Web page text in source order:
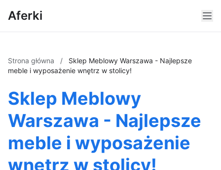
Aferki
Strona główna /
Sklep Meblowy Warszawa - Najlepsze
meble i wyposażenie wnętrz w stolicy!
Sklep Meblowy
Warszawa - Najlepsze
meble i wyposażenie
wnętrz w stolicy!